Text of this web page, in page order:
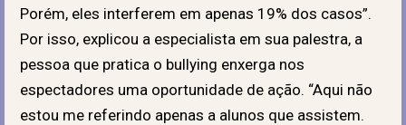
Porém, eles interferem em apenas 19% dos casos”.
Por isso, explicou a especialista em sua palestra, a
pessoa que pratica o bullying enxerga nos
espectadores uma oportunidade de ação. “Aqui não
estou me referindo apenas a alunos que assistem.